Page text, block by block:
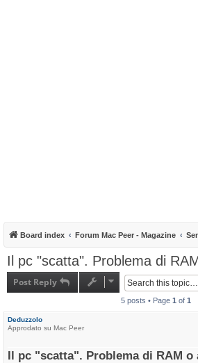
Board index Forum Mac Peer - Magazine
Il pc "scatta". Problema di
Post Reply
5 posts • Page 1 of 1
Deduzzolo
Approdato su Mac Peer
Il pc "scatta". Problema di RAM o